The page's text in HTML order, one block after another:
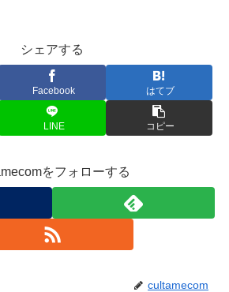
シェアする
Facebook はてブ
LINE コピー
をフォローする
cultamecom